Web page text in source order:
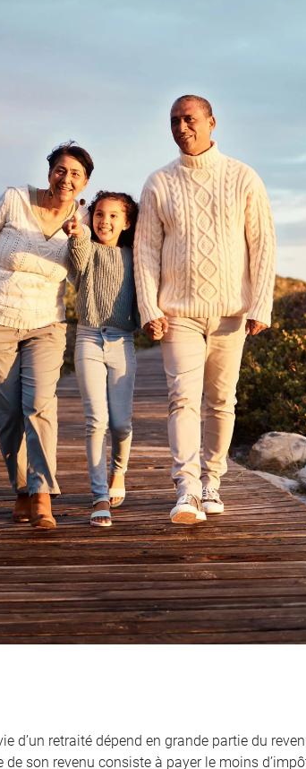
d’un retraité dépend en grande partie du
de son revenu consiste à payer le moins